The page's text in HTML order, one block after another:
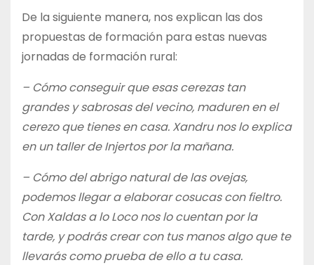
De la siguiente manera, nos explican las dos
propuestas de formación para estas nuevas
jornadas de formación rural:
– Cómo conseguir que esas cerezas tan
grandes y sabrosas del vecino, maduren en el
cerezo que tienes en casa. Xandru nos lo explica
en un taller de Injertos por la mañana.
– Cómo del abrigo natural de las ovejas,
podemos llegar a elaborar cosucas con fieltro.
Con Xaldas a lo Loco nos lo cuentan por la
tarde, y podrás crear con tus manos algo que te
llevarás como prueba de ello a tu casa.